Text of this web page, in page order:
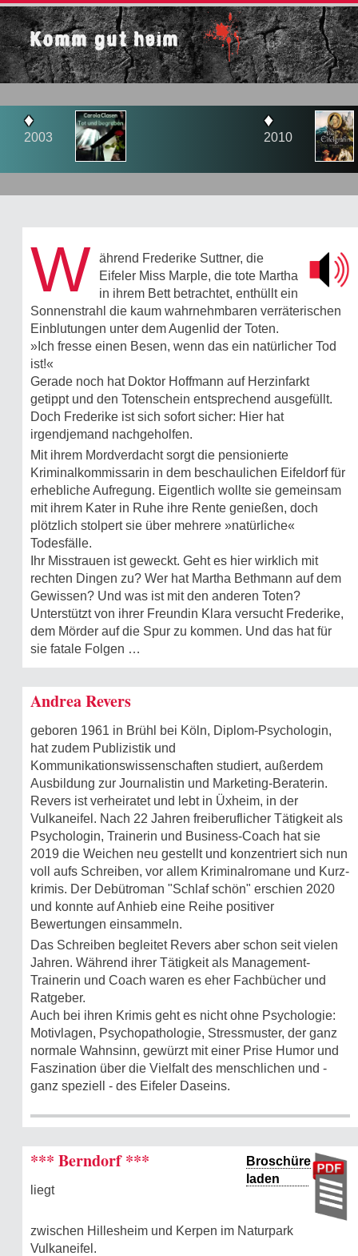
Komm gut heim
W
ährend Frederike Suttner, die
Eifeler Miss Marple, die tote Martha
in ihrem Bett betrachtet, enthüllt ein
Sonnenstrahl die kaum wahrnehmbaren verräterischen
Einblutungen unter dem Augenlid der Toten.
»Ich fresse einen Besen, wenn das ein natürlicher Tod
ist!«
Gerade noch hat Doktor Hoffmann auf Herzinfarkt
getippt und den Totenschein entsprechend ausgefüllt.
Doch Frederike ist sich sofort sicher: Hier hat
irgendjemand nach­geholfen.
Mit ihrem Mordverdacht sorgt die pensionierte
Kriminalkommissarin in dem beschaulichen Eifeldorf für
erhebliche Aufregung. Eigentlich wollte sie gemeinsam
mit ihrem Kater in Ruhe ihre Rente genießen, doch
plötzlich stolpert sie über mehrere »natürliche«
Todesfälle.
Ihr Misstrauen ist geweckt. Geht es hier wirklich mit
rechten Dingen zu? Wer hat Martha Bethmann auf dem
Gewissen? Und was ist mit den anderen Toten?
Unterstützt von ihrer Freundin Klara versucht Frederike,
dem Mörder auf die Spur zu kommen. Und das hat für
sie fatale Folgen …
Andrea Revers
geboren 1961 in Brühl bei Köln, Diplom-Psychologin,
hat zudem Publizistik und
Kommunikationswissenschaften studiert, außerdem
Ausbildung zur Journalistin und Marketing-Beraterin.
Revers ist verheiratet und lebt in Üxheim, in der
Vulkaneifel. Nach 22 Jahren freiberuflicher Tätigkeit als
Psychologin, Trainerin und Business-Coach hat sie
2019 die Weichen neu gestellt und konzentriert sich nun
voll aufs Schreiben, vor allem Kriminalromane und Kurz­
krimis. Der Debütroman "Schlaf schön" erschien 2020
und konnte auf Anhieb eine Reihe positiver
Bewertungen einsammeln.
Das Schreiben begleitet Revers aber schon seit vielen
Jahren. Während ihrer Tätigkeit als Management-
Trainerin und Coach waren es eher Fachbücher und
Ratgeber.
Auch bei ihren Krimis geht es nicht ohne Psychologie:
Motivlagen, Psycho­patho­logie, Stressmuster, der ganz
normale Wahnsinn, gewürzt mit einer Prise Humor und
Faszination über die Vielfalt des menschlichen und -
ganz speziell - des Eifeler Daseins.
Broschüre
laden
*** Berndorf ***
liegt
zwischen Hillesheim und Kerpen im Naturpark
Vulkaneifel.